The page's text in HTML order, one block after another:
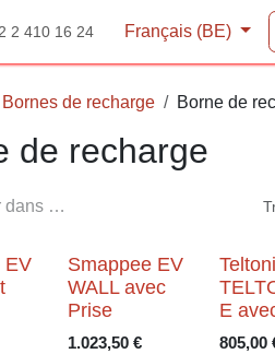
Événements
410 16 24 Français (BE)
Bornes de recharge Borne
de recharge
Smappee EV
WALL avec
Prise
1.023,50€
E